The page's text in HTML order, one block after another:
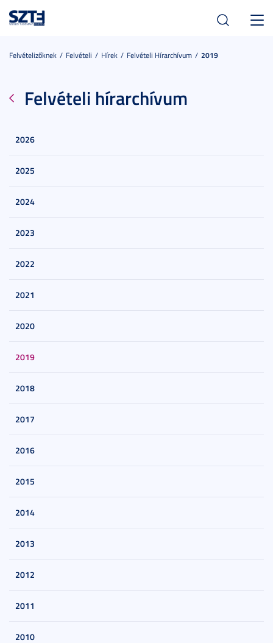
Felvételizőknek Felvételi Hírek Felvételi Hírarchívum 2019
Felvételi hírarchívum
2026
2025
2024
2023
2022
2021
2020
2019
2018
2017
2016
2015
2014
2013
2012
2011
2010